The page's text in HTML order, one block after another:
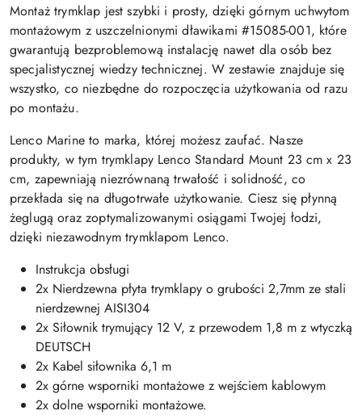
Montaż trymklap jest szybki i prosty, dzięki górnym uchwytom
montażowym z uszczelnionymi dławikami #15085-001, które
gwarantują bezproblemową instalację nawet dla osób bez
specjalistycznej wiedzy technicznej. W zestawie znajduje się
wszystko, co niezbędne do rozpoczęcia użytkowania od razu
po montażu.
Lenco Marine to marka, której możesz zaufać. Nasze
produkty, w tym trymklapy Lenco Standard Mount 23 cm x 23
cm, zapewniają niezrównaną trwałość i solidność, co
przekłada się na długotrwałe użytkowanie. Ciesz się płynną
żeglugą oraz zoptymalizowanymi osiągami Twojej łodzi,
dzięki niezawodnym trymklapom Lenco.
Instrukcja obsługi
2x Nierdzewna płyta trymklapy o grubości 2,7mm ze stali
nierdzewnej AISI304
2x Siłownik trymujący 12 V, z przewodem 1,8 m z wtyczką
DEUTSCH
2x Kabel siłownika 6,1 m
2x górne wsporniki montażowe z wejściem kablowym
2x dolne wsporniki montażowe.